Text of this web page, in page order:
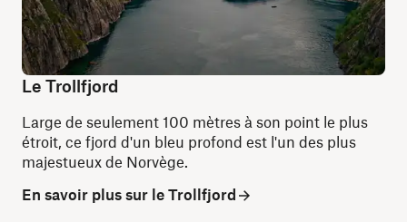
Le Trollfjord
Large de seulement 100 mètres à son point le plus
étroit, ce fjord d'un bleu profond est l'un des plus
majestueux de Norvège.
En savoir plus sur le Trollfjord